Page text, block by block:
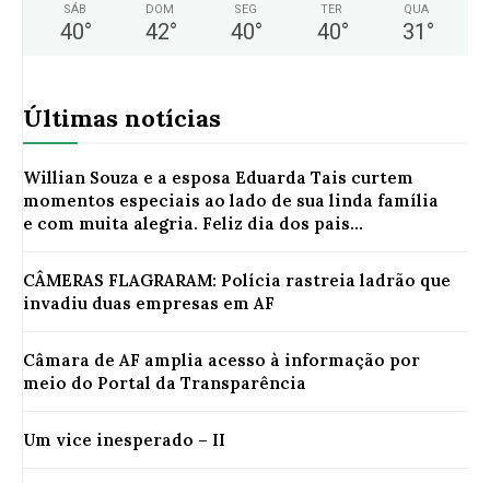
SÁB
40°
DOM
42°
SEG
40°
TER
40°
QUA
31 °
Últimas notícias
Willian Souza e a esposa Eduarda Tais curtem
momentos especiais ao lado de sua linda família
e com muita alegria. Feliz dia dos pais...
CÂMERAS FLAGRARAM: Polícia rastreia ladrão que
invadiu duas empresas em AF
Câmara de AF amplia acesso à informação por
meio do Portal da Transparência
Um vice inesperado – II